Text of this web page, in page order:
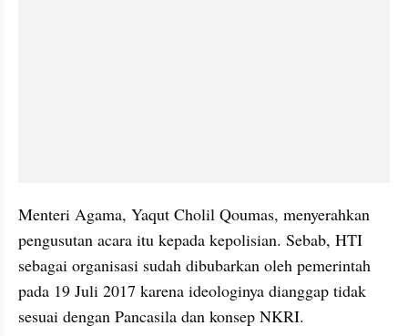
Menteri Agama, Yaqut Cholil Qoumas, menyerahkan
pengusutan acara itu kepada kepolisian. Sebab, HTI
sebagai organisasi sudah dibubarkan oleh pemerintah
pada 19 Juli 2017 karena ideologinya dianggap tidak
sesuai dengan Pancasila dan konsep NKRI.